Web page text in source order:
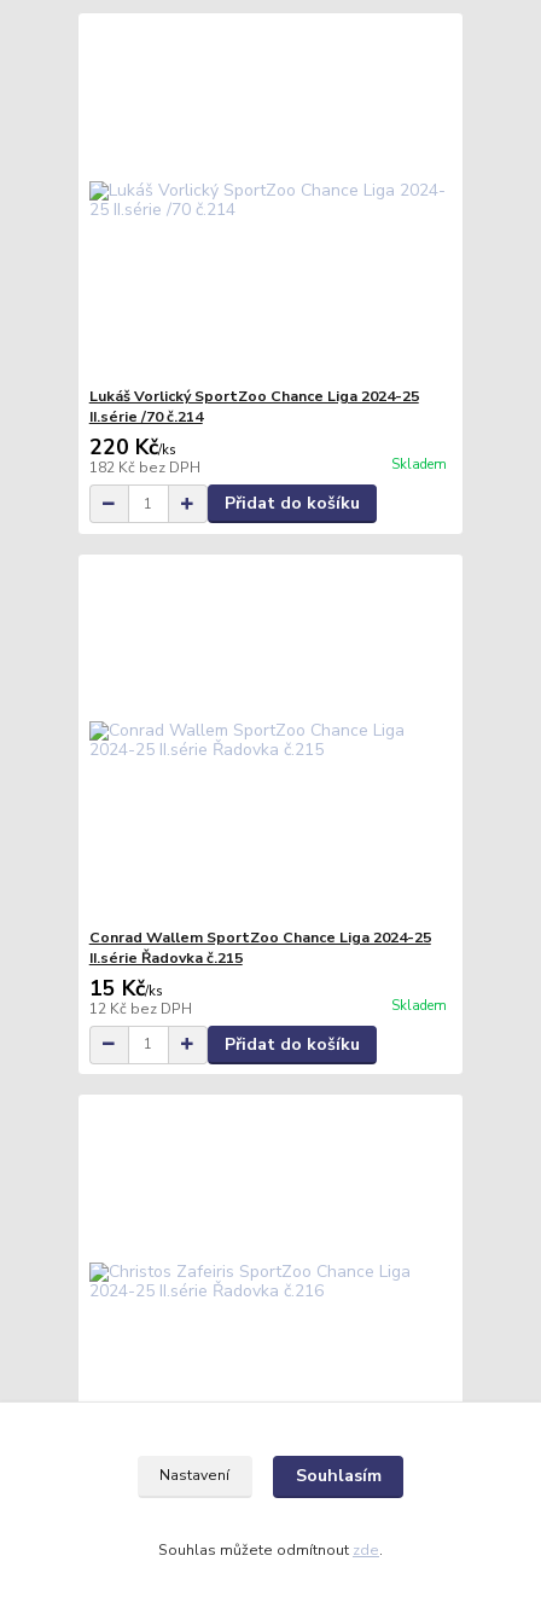
Lukáš Vorlický SportZoo Chance Liga 2024-25
II.série /70 č.214
220 Kč/ks
182 Kč bez DPH Skladem
Přidat do košíku
Conrad Wallem SportZoo Chance Liga 2024-25
II.série Řadovka č.215
15 Kč/ks
12 Kč bez DPH Skladem
Přidat do košíku
Christos Zafeiris SportZoo Chance Liga 2024-25
II.série Řadovka č.216
bez DPH
Nastavení Souhlasím
Souhlas můžete odmítnout zde.